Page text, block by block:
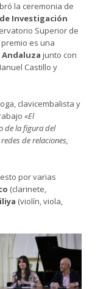
la ceremonia de
Investigación
Superior de
es una
junto con
Castillo y
clavicembalista y
«El
de la figura del
de relaciones,
por varias
(clarinete,
(violín, viola,